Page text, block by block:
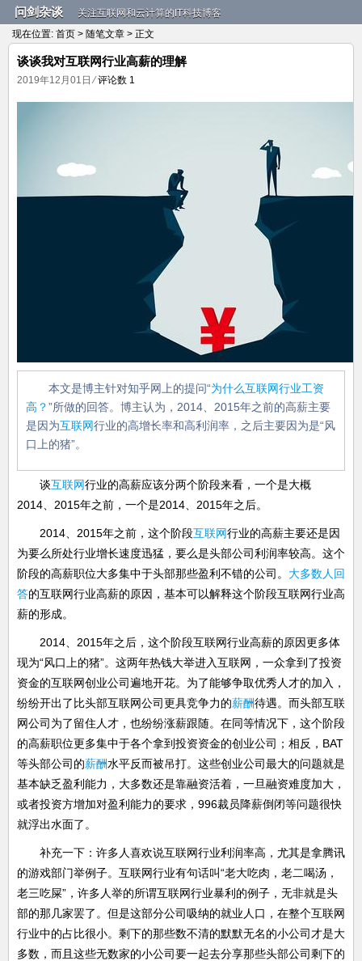
问剑杂谈
关注互联网和云计算的IT科技博客
现在位置: 首页 > 随笔文章 > 正文
谈谈我对互联网行业高薪的理解
2019年12月01日 ⁄评论数 1
本文是博主针对知乎网上的提问“为什么互联网行业工资
高？”所做的回答。博主认为，2014、2015年之前的高薪主要
是因为互联网行业的高增长率和高利润率，之后主要因为是“风
口上的猪”。
谈互联网行业的高薪应该分两个阶段来看，一个是大概
2014、2015年之前，一个是2014、2015年之后。
2014、2015年之前，这个阶段互联网行业的高薪主要还是因
为要么所处行业增长速度迅猛，要么是头部公司利润率较高。这个
阶段的高薪职位大多集中于头部那些盈利不错的公司。 大多数人回
答的互联网行业高薪的原因，基本可以解释这个阶段互联网行业高
薪的形成。
2014、2015年之后，这个阶段互联网行业高薪的原因更多体
现为“风口上的猪”。这两年热钱大举进入互联网，一众拿到了投资
资金的互联网创业公司遍地开花。为了能够争取优秀人才的加入，
纷纷开出了比头部互联网公司更具竞争力的薪酬待遇。而头部互联
网公司为了留住人才，也纷纷涨薪跟随。在同等情况下，这个阶段
的高薪职位更多集中于各个拿到投资资金的创业公司；相反，BAT
等头部公司的薪酬水平反而被吊打。这些创业公司最大的问题就是
基本缺乏盈利能力，大多数还是靠融资活着，一旦融资难度加大，
或者投资方增加对盈利能力的要求，996裁员降薪倒闭等问题很快
就浮出水面了。
补充一下：许多人喜欢说互联网行业利润率高，尤其是拿腾讯
的游戏部门举例子。互联网行业有句话叫“老大吃肉，老二喝汤，
老三吃屎”，许多人举的所谓互联网行业暴利的例子，无非就是头
部的那几家罢了。但是这部分公司吸纳的就业人口，在整个互联网
行业中的占比很小。剩下的那些数不清的默默无名的小公司才是大
多数，而且这些无数家的小公司要一起去分享那些头部公司剩下的